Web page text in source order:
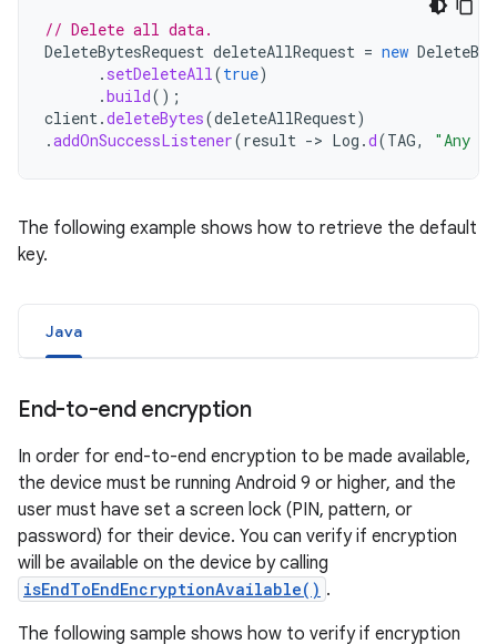
// Delete all data.
DeleteBytesRequest deleteAllRequest = new
. setDeleteAll(true)
.build();
client.deleteBytes(deleteAllRequest)
.addOnSuccessListener(result -> Log .d(TAG, "Any
The following example shows how to retrieve the default
key.
Java
End-to-end encryption
In order for end-to-end encryption to be made available,
the device must be running Android 9 or higher, and the
user must have set a screen lock (PIN, pattern, or
password) for their device. You can verify if encryption
will be available on the device by calling
isEndToEndEncryptionAvailable() .
The following sample shows how to verify if encryption